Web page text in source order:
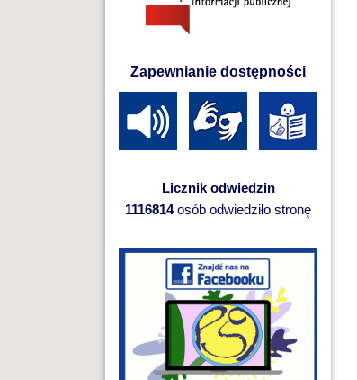
Zapewnianie dostępności
Licznik odwiedzin
1116814osób odwiedziło stronę